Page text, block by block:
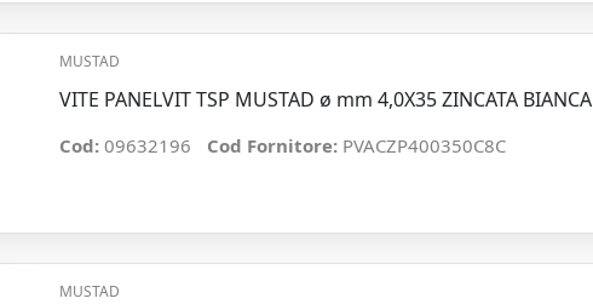
MUSTAD
VITE PANELVIT TSP MUSTAD ø mm 4,0X35 ZINCATA BIANCA
Cod: 09632196 Cod Fornitore: PVACZP400350C8C
MUSTAD